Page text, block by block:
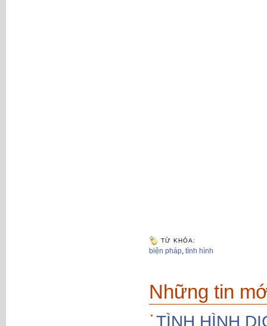
TỪ KHÓA:
biện pháp, tình hình
Những tin
TÌNH HÌNH